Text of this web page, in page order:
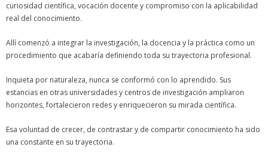
curiosidad científica, vocación docente y compromiso con la aplicabilidad
real del conocimiento.
Allí comenzó a integrar la investigación, la docencia y la práctica como un
procedimiento que acabaría definiendo toda su trayectoria profesional.
Inquieta por naturaleza, nunca se conformó con lo aprendido. Sus
estancias en otras universidades y centros de investigación ampliaron
horizontes, fortalecieron redes y enriquecieron su mirada científica.
Esa voluntad de crecer, de contrastar y de compartir conocimiento ha sido
una constante en su trayectoria.